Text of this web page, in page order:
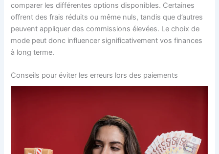
comparer les différentes options disponibles. Certaines
offrent des frais réduits ou même nuls, tandis que d’autres
peuvent appliquer des commissions élevées. Le choix de
mode peut donc influencer significativement vos finances
à long terme.
Conseils pour éviter les erreurs lors des paiements